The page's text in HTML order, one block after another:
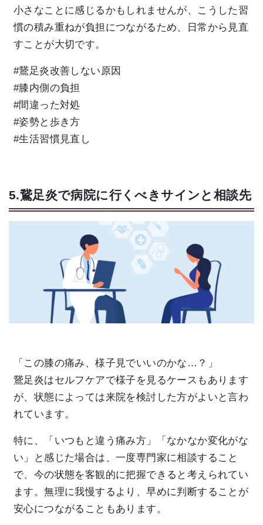
小さなことに感じるかもしれませんが、こうした習
慣の積み重ねが負担につながるため、日常から見直
すことが大切です。
#鵞足炎改善しない原因
#膝内側の負担
#間違った対処
#姿勢と歩き方
#生活習慣見直し
5.鵞足炎で病院に行くべきサインと相談先
「この膝の痛み、様子見でいいのかな…？」
鵞足炎はセルフケアで様子を見るケースもあります
が、状態によっては来院を検討した方がよいと言わ
れています。
特に、「いつもと違う痛み方」「なかなか変化がな
い」と感じた場合は、一度専門家に相談すること
で、今の状態を客観的に把握できると考えられてい
ます。無理に我慢するより、早めに判断することが
安心につながることもあります。